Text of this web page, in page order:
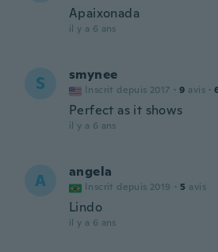
Apaixonada
il y a 6 ans
S smynee
Inscrit depuis 2017 · 9 avis ·
Perfect as it shows
il y a 6 ans
A angela
Inscrit depuis 2019 · 5 avis
Lindo
il y a 6 ans